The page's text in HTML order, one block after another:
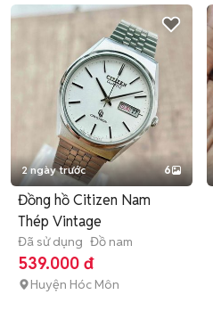
2 ngày trước 6
Đồng hồ Citizen Nam
Thép Vintage
Đã sử dụng Đồ nam
539.000 đ
Huyện Hóc Môn